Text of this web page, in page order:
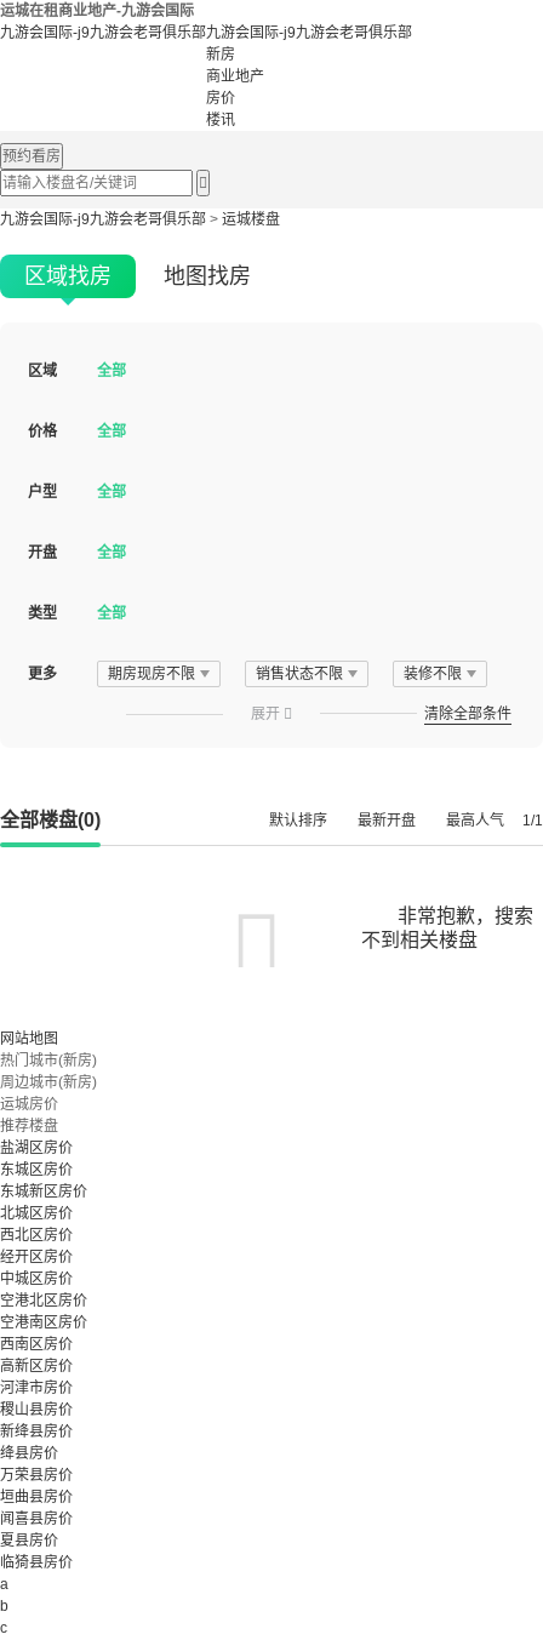
运城在租商业地产-九游会国际
九游会国际-j9九游会老哥俱乐部九游会国际-j9九游会老哥俱乐部
新房
商业地产
房价
楼讯
预约看房

九游会国际-j9九游会老哥俱乐部 > 运城楼盘
区域找房 地图找房
区域 全部
价格 全部
户型 全部
开盘 全部
类型 全部
更多 期房现房不限 销售状态不限 装修不限
展开  清除全部条件
全部楼盘(0) 1/1
默认排序 最新开盘 最高人气
非常抱歉，搜索
不到相关楼盘
网站地图
热门城市(新房)
周边城市(新房)
运城房价
推荐楼盘
盐湖区房价
东城区房价
东城新区房价
北城区房价
西北区房价
经开区房价
中城区房价
空港北区房价
空港南区房价
西南区房价
高新区房价
河津市房价
稷山县房价
新绛县房价
绛县房价
万荣县房价
垣曲县房价
闻喜县房价
夏县房价
临猗县房价
a
b
c